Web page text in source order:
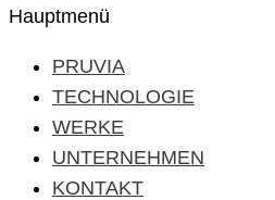
Hauptmenü
PRUVIA
TECHNOLOGIE
WERKE
UNTERNEHMEN
KONTAKT